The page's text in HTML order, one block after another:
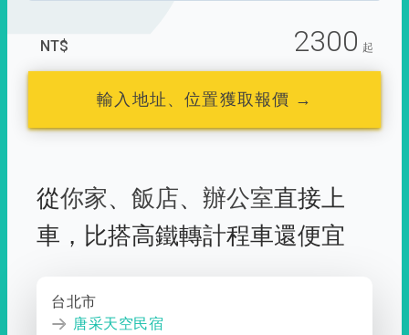
NT$ 2300 起
輸入地址、位置獲取報價 →
從你家、 飯店、 辦公室直接上
車， 比搭高鐵轉計程車還便宜
台北市
唐采天空民宿